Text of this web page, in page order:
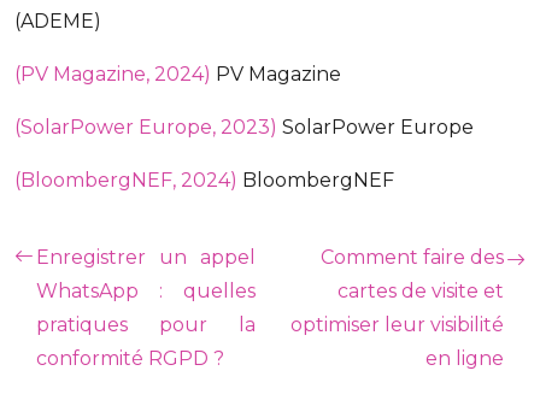
(ADEME)
(PV Magazine, 2024) PV Magazine
(SolarPower Europe, 2023) SolarPower Europe
(BloombergNEF, 2024) BloombergNEF
Enregistrer un appel
WhatsApp : quelles
pratiques pour la
conformité RGPD ?
Comment faire des
cartes de visite et
optimiser leur visibilité
en ligne